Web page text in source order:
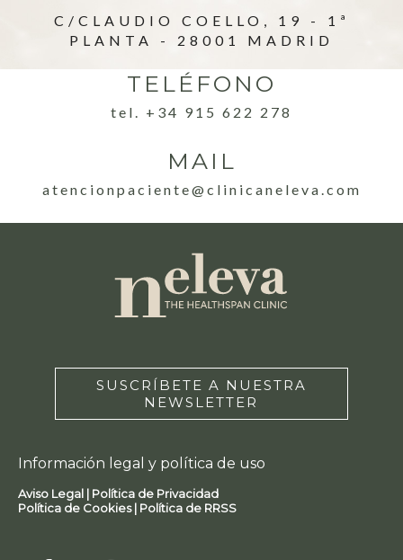
C/CLAUDIO COELLO, 19 - 1ª
PLANTA - 28001 MADRID
TELÉFONO
tel. +34 915 622 278
MAIL
atencionpaciente@clinicaneleva.com
SUSCRÍBETE A NUESTRA
NEWSLETTER
Información legal y política de uso
Aviso Legal | Política de Privacidad
Política de Cookies | Política de RRSS